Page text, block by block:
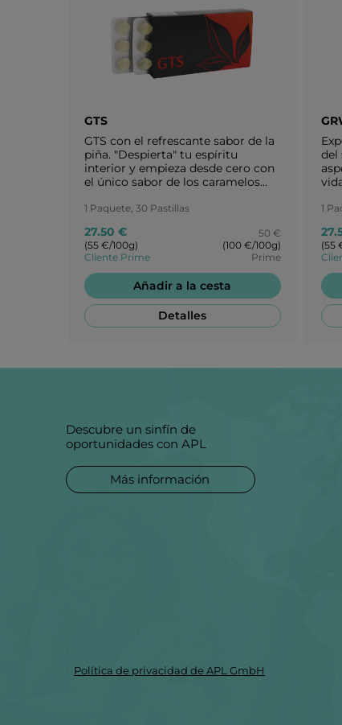
GTS
GTS con el refrescante sabor de la
piña. "Despierta" tu espíritu
interior y empieza desde cero con
el único sabor de los caramelos
motivado! ¡Te mereces un aplauso!
1 Paquete, 30 Pastillas
27.50 €
(55 €/100g)
Cliente Prime
50 €
(100 €/100g)
Prime
Añadir a la cesta
Detalles
del
1
(55
Descubre un sinfín de
oportunidades con APL
Más información
Política de privacidad de APL GmbH